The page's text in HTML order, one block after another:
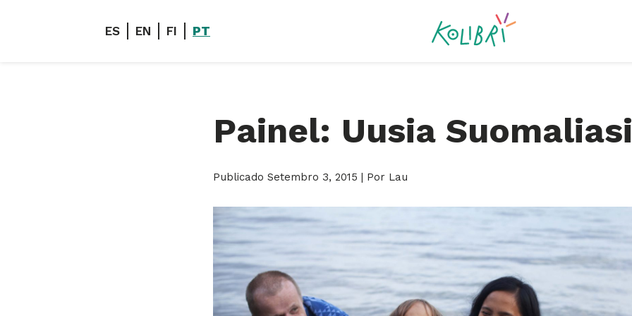
ES EN FI PT
Painel: Uusia
Publicado Setembro 3, 2015 | Por Lau